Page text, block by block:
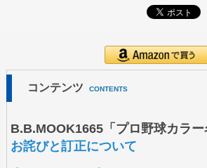
コンテンツ CONTENTS
B.B.MOOK1665「プロ野球カラー
お詫びと訂正について